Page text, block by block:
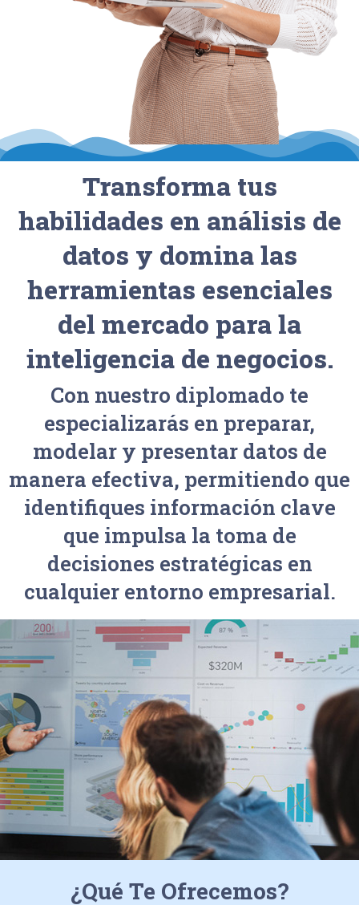
Transforma tus
habilidades en análisis de
datos y domina las
herramientas esenciales
del mercado para la
inteligencia de negocios.
Con nuestro diplomado te
especializarás en preparar,
modelar y presentar datos de
manera efectiva, permitiendo que
identifiques información clave
que impulsa la toma de
decisiones estratégicas en
cualquier entorno empresarial.
¿Qué Te Ofrecemos?